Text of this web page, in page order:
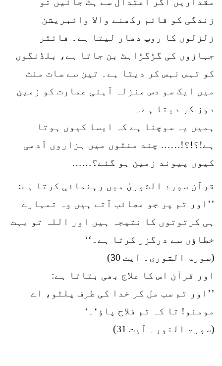
زندگی کو قائم رکھنے والا وائبریشن
زلزلوں کا روپ دھار لیتا ہے۔ فائٹر
جہازوں کی گڑگڑاہٹ بن جاتا ہے، بلڈنگوں
کو تہس نہس کر دیتا ہے۔ تین سے سات منٹ
میں ایک سو دس منزلہ آہنی عمارت کو زمین
دوز کر دیتا ہے۔
ہمیں یہ سوچنا ہے کہ ایسا کیوں ہوتا
ہے!؟!؟!…… چند منٹوں میں ہزاروں آدمی
کیوں پیوند زمین ہو گئے؟……
قرآن سورۂ الشوریٰ میں رہنمائی کرتا ہے:
’’اور تم پر جو مصائب آتے ہیں وہ تمہارے
ہی کرتوتوں کا نتیجہ ہیں اور اللہ تو بہت
خطاؤں سے درگزر کرتا ہے۔‘‘
(سورۃ الشوری۔ آیت 30)
اور قرآن اس کا علاج بھی بتاتا ہے:
’’اور تم سب مل کر خدا کی طرف پلٹو، اے
مومنو! تا کہ تم فلاح پاؤ‘۔‘
(سورۃ النور۔ آیت 31)